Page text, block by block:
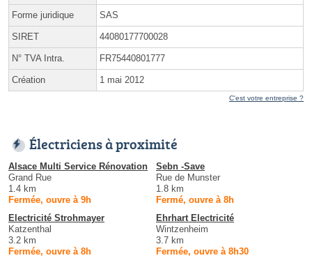
Forme juridique SAS
SIRET 44080177700028
N° TVA Intra. FR75440801777
Création 1 mai 2012
C'est votre entreprise ?
Électriciens à proximité
Alsace Multi Service Rénovation
Grand Rue
1.4 km
Fermée, ouvre à 9h
Sebn -Save
Rue de Munster
1.8 km
Fermé, ouvre à 8h
Electricité Strohmayer
Katzenthal
3.2 km
Fermée, ouvre à 8h
Ehrhart Electricité
Wintzenheim
3.7 km
Fermée, ouvre à 8h30